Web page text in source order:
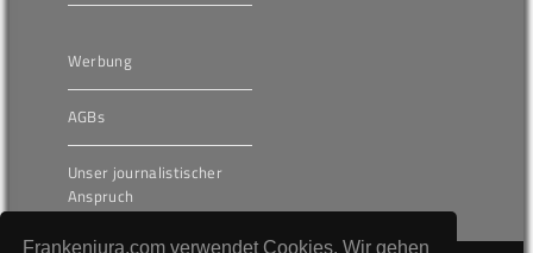
Frankenjura.com verwendet Cookies. Wir gehen
Werbung
AGBs
Unser journalistischer
Anspruch